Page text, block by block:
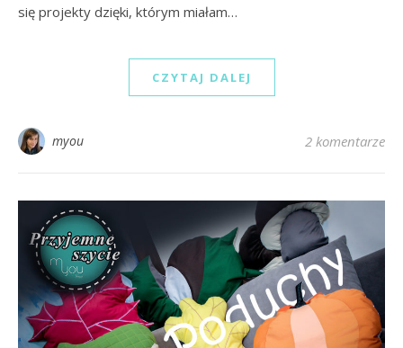
się projekty dzięki, którym miałam…
CZYTAJ DALEJ
myou 2 komentarze